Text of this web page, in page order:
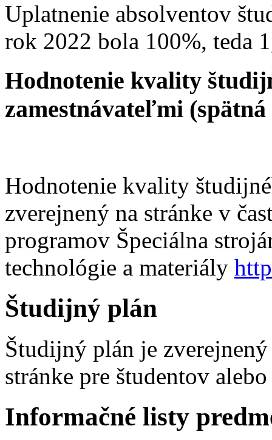
Uplatnenie absolventov
rok 2022 bola 100%, teda
Hodnotenie kvality
zamestnávateľmi (spätná
Hodnotenie kvality
zverejnený na stránke v
programov Špeciálna
technológie a materiály
Študijný plán
Študijný plán je
stránke pre študentov
Informačné listy